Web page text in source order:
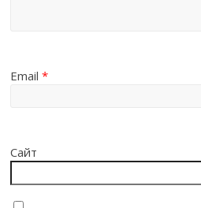
Email*
Сайт